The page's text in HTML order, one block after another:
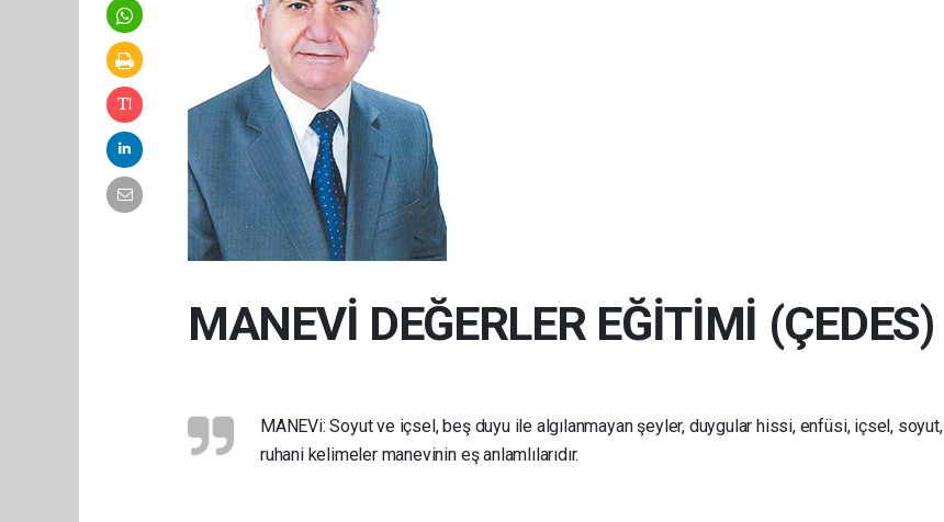
MANEVİ DEĞERLER EĞİTİMİ (ÇEDES)
MANEVi: Soyut ve içsel, beş duyu ile algılanmayan şeyler, duygular hissi, enfüsi, içsel, soyut,
ruhani kelimeler manevinin eş anlamlılarıdır.